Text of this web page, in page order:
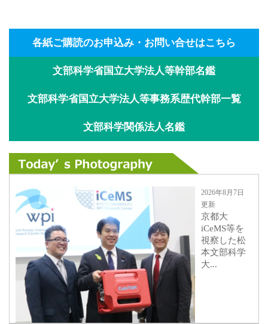
各紙ご購読のお申込み・お問い合せはこちら
文部科学省国立大学法人等幹部名鑑
文部科学省国立大学法人等事務系歴代幹部一覧
文部科学関係法人名鑑
2026年8月7日
更新
京都大
iCeMS等を
視察した松
本文部科学
大...